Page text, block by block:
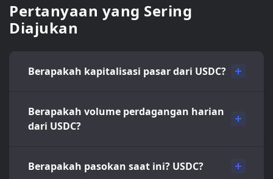
Pertanyaan yang Sering
Diajukan
Berapakah kapitalisasi pasar dari USDC?
Berapakah volume perdagangan harian
dari USDC?
Berapakah pasokan saat ini? USDC?